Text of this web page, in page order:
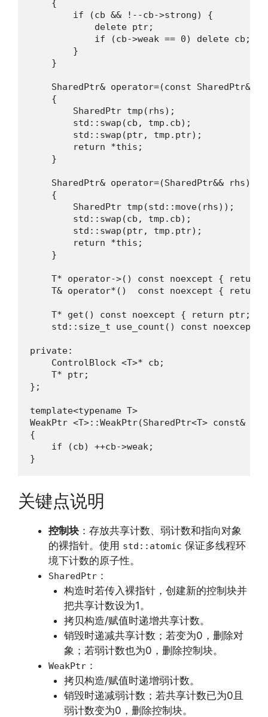
    {
        if (cb && !--cb->strong) {
            delete ptr;
            if (cb->weak == 0) delete cb;
        }
    }
SharedPtr& operator=(const SharedPtr&
    {
        SharedPtr tmp(rhs);
        std::swap(cb, tmp.cb);
        std::swap(ptr, tmp.ptr);
        return *this;
    }
SharedPtr& operator=(SharedPtr&& rhs)
    {
        SharedPtr tmp(std::move(rhs));
        std::swap(cb, tmp.cb);
        std::swap(ptr, tmp.ptr);
        return *this;
    }
T* operator->() const noexcept { return
T& operator*()  const noexcept { return
    T* get() const noexcept { return ptr; }
std::size_t use_count() const noexcept
private:
    ControlBlock <T>* cb;
    T* ptr;
};
template<typename T>
WeakPtr <T>::WeakPtr(SharedPtr<T> const&
{
    if (cb) ++cb->weak;
}
关键点说明
控制块 ：存放共享计数、弱计数和指向对象
的裸指针。使用 std::atomic 保证多线程环
境下计数的原子性。
SharedPtr ：
构造时若传入裸指针，创建新的控制块并
把共享计数设为1。
拷贝构造/赋值时递增共享计数。
销毁时递减共享计数；若变为0，删除对
象；若弱计数也为0，删除控制块。
WeakPtr ：
拷贝构造/赋值时递增弱计数。
销毁时递减弱计数；若共享计数已为0且
弱计数变为0，删除控制块。